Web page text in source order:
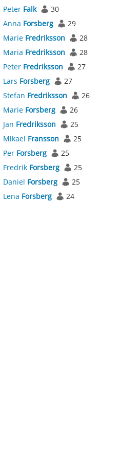
Peter Falk
30
Anna Forsberg
29
Marie Fredriksson
28
Maria Fredriksson
28
Peter Fredriksson
27
Lars Forsberg
27
Stefan Fredriksson
26
Marie Forsberg
26
Jan Fredriksson
25
Mikael Fransson
25
Per Forsberg
25
Fredrik Forsberg
25
Daniel Forsberg
25
Lena Forsberg 24